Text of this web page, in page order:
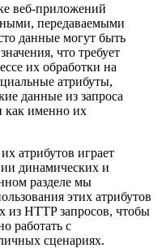
веб-приложений
передаваемыми
данные могут быть
что требует
их обработки на
атрибуты,
данные из запроса
как именно их
атрибутов играет
динамических и
разделе мы
этих атрибутов
из HTTP запросов, чтобы
работать с
сценариях.